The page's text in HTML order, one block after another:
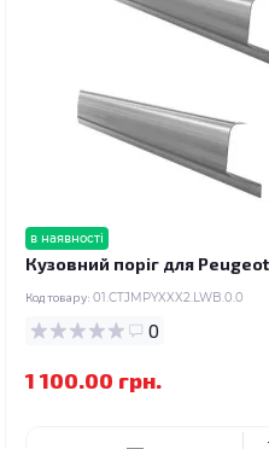
в наявності
Кузовний поріг для
Код товару: 01.CTJMPYXXX2.LWB.0.0
0
1 100.00 грн.